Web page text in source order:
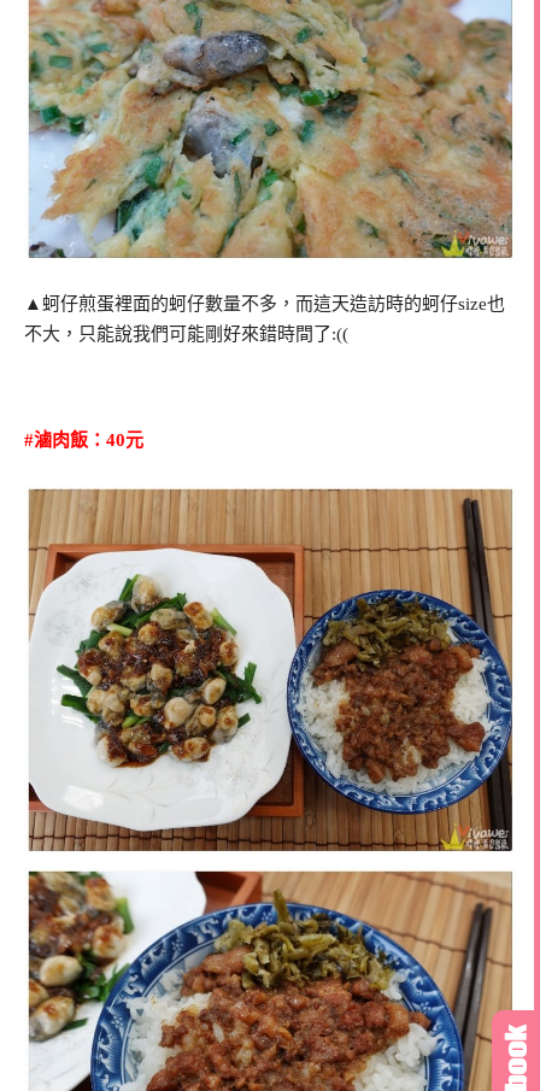
▲蚵仔煎蛋裡面的蚵仔數量不多，而這天造訪時的蚵仔size也
不大，只能說我們可能剛好來錯時間了:((
#滷肉飯：40元